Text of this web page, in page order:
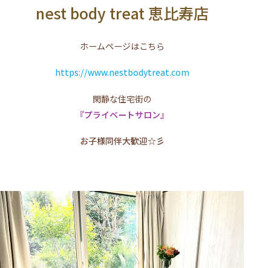
nest body treat 恵比寿店
ホームページはこちら
https://www.nestbodytreat.com
閑静な住宅街の
『プライベートサロン』
お子様同伴大歓迎☆彡